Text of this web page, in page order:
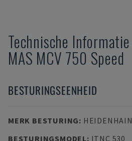
Technische Informatie
MAS MCV 750 Speed
BESTURINGSEENHEID
MERK BESTURING: HEIDENHAIN
BESTURINGSMODEL: ITNC 530